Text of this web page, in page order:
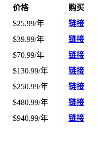
价格
购买
$25.99/年
链接
$39.99/年
链接
$70.99/年
链接
$130.99/年
链接
$250.99/年
链接
$480.99/年
链接
$940.99/年 链接